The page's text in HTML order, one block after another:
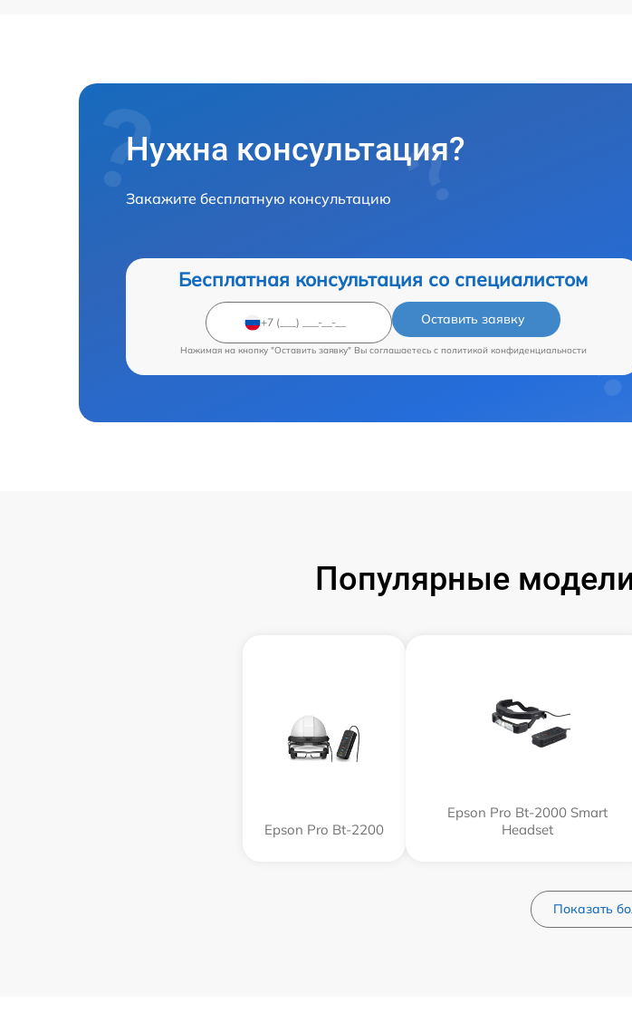
Нужна консультация?
Закажите бесплатную консультацию
Бесплатная консультация со специалистом
Оставить заявку
Нажимая на кнопку "Оставить заявку" Вы соглашаетесь c политикой конфиденциальности
Популярные
Epson Pro Bt-2200
Epson Pro Bt-2000 Smart
Headset
Показать